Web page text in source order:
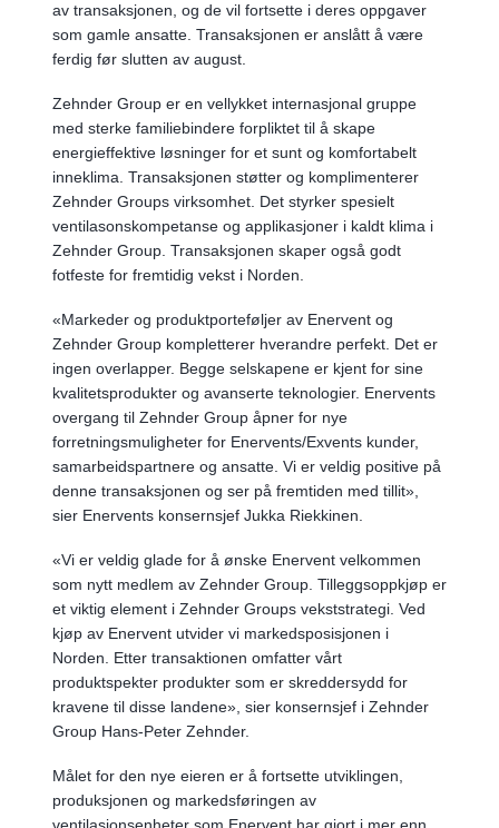
av transaksjonen, og de vil fortsette i deres oppgaver
som gamle ansatte. Transaksjonen er anslått å være
ferdig før slutten av august.
Zehnder Group er en vellykket internasjonal gruppe
med sterke familiebindere forpliktet til å skape
energieffektive løsninger for et sunt og komfortabelt
inneklima. Transaksjonen støtter og komplimenterer
Zehnder Groups virksomhet. Det styrker spesielt
ventilasonskompetanse og applikasjoner i kaldt klima i
Zehnder Group. Transaksjonen skaper også godt
fotfeste for fremtidig vekst i Norden.
«Markeder og produktporteføljer av Enervent og
Zehnder Group kompletterer hverandre perfekt. Det er
ingen overlapper. Begge selskapene er kjent for sine
kvalitetsprodukter og avanserte teknologier. Enervents
overgang til Zehnder Group åpner for nye
forretningsmuligheter for Enervents/Exvents kunder,
samarbeidspartnere og ansatte. Vi er veldig positive på
denne transaksjonen og ser på fremtiden med tillit»,
sier Enervents konsernsjef Jukka Riekkinen.
«Vi er veldig glade for å ønske Enervent velkommen
som nytt medlem av Zehnder Group. Tilleggsoppkjøp er
et viktig element i Zehnder Groups vekststrategi. Ved
kjøp av Enervent utvider vi markedsposisjonen i
Norden. Etter transaktionen omfatter vårt
produktspekter produkter som er skreddersydd for
kravene til disse landene», sier konsernsjef i Zehnder
Group Hans-Peter Zehnder.
Målet for den nye eieren er å fortsette utviklingen,
produksjonen og markedsføringen av